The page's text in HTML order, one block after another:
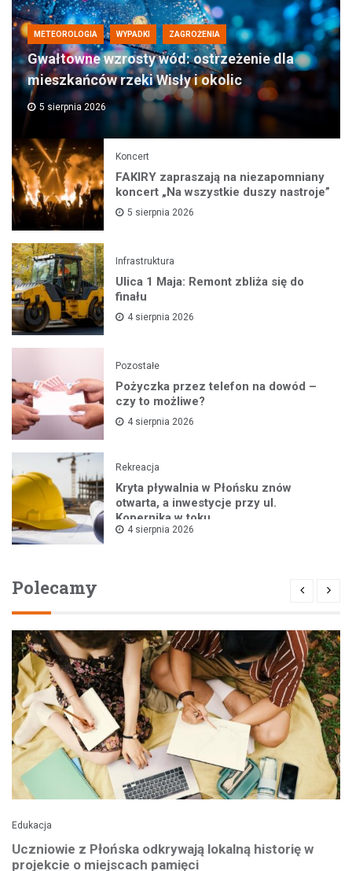
METEOROLOGIA WYPADKI ZAGROŻENIA
Gwałtowne wzrosty wód: ostrzeżenie dla
mieszkańców rzeki Wisły i okolic
5 sierpnia 2026
Koncert
FAKIRY zapraszają na niezapomniany
koncert „Na wszystkie duszy nastroje”
5 sierpnia 2026
Infrastruktura
Ulica 1 Maja: Remont zbliża się do
finału
4 sierpnia 2026
Pozostałe
Pożyczka przez telefon na dowód –
czy to możliwe?
4 sierpnia 2026
Rekreacja
Kryta pływalnia w Płońsku znów
otwarta, a inwestycje przy ul.
Kopernika w toku
4 sierpnia 2026
Polecamy
Edukacja
Uczniowie z Płońska odkrywają lokalną historię w
projekcie o miejscach pamięci